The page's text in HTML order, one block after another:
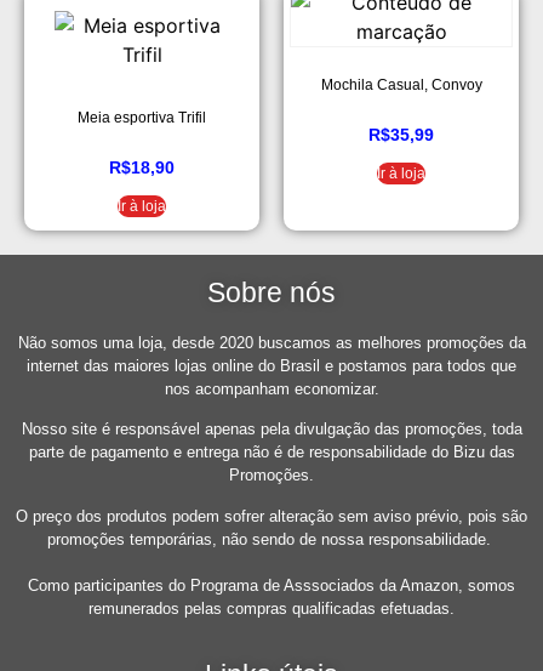
Meia esportiva Trifil
R$18,90
Ir à loja
Mochila Casual, Convoy
R$35,99
Ir à loja
Sobre nós
Não somos uma loja, desde 2020 buscamos as melhores promoções da
internet das maiores lojas online do Brasil e postamos para todos que
nos acompanham economizar.
Nosso site é responsável apenas pela divulgação das promoções, toda
parte de pagamento e entrega não é de responsabilidade do Bizu das
Promoções.
O preço dos produtos podem sofrer alteração sem aviso prévio, pois são
promoções temporárias, não sendo de nossa responsabilidade.
Como participantes do Programa de Asssociados da Amazon, somos
remunerados pelas compras qualificadas efetuadas.